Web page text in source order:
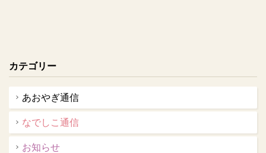
カテゴリー
あおやぎ通信
なでしこ通信
お知らせ